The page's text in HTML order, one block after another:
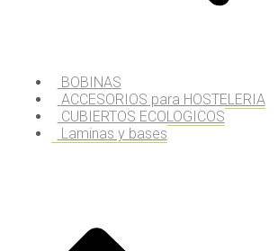
BOBINAS
ACCESORIOS para HOSTELERIA
CUBIERTOS ECOLOGICOS
Laminas y bases